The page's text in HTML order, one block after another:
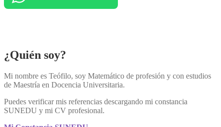
¿Quién soy?
Mi nombre es Teófilo, soy Matemático de profesión y con estudios
de Maestría en Docencia Universitaria.
Puedes verificar mis referencias descargando mi constancia
SUNEDU y mi CV profesional.